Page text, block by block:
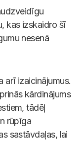
kas izskaidro šī
nesenā
arī izaicinājumus.
kārdinājums
tādēļ
rūpīga
sastāvdaļas, lai